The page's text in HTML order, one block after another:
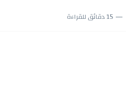
15 دقائق للقراءة